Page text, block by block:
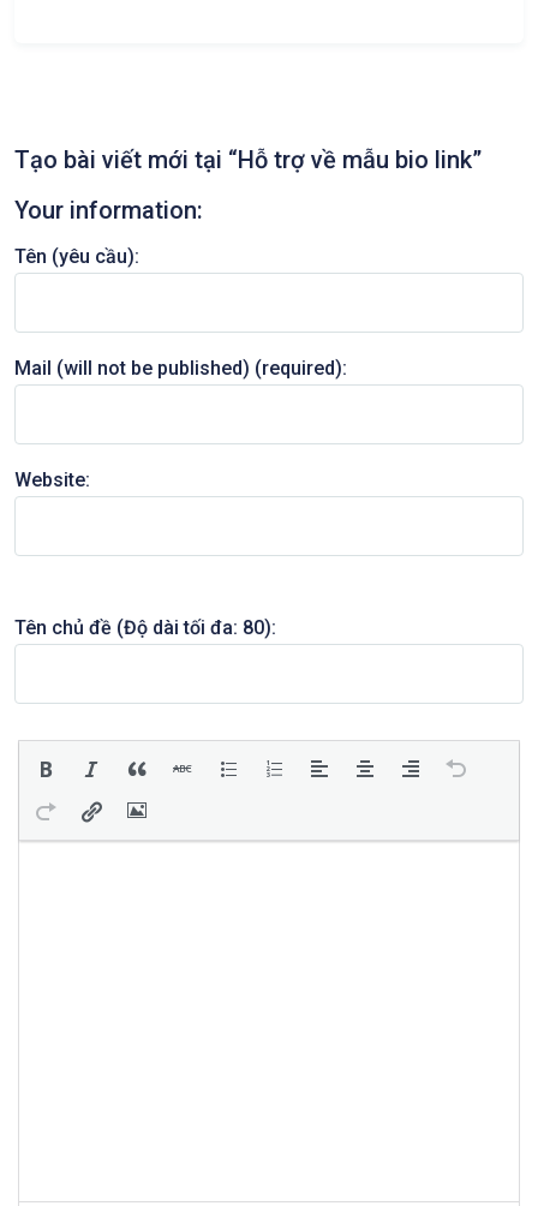
Tạo bài viết mới tại “Hỗ trợ về mẫu bio link”
Your information:
Tên (yêu cầu):
Mail (will not be published) (required):
Website:
Tên chủ đề (Độ dài tối đa: 80):